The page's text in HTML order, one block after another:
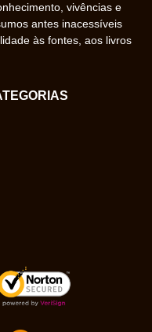
vivências e
antes inacessíveis
às fontes, aos livros